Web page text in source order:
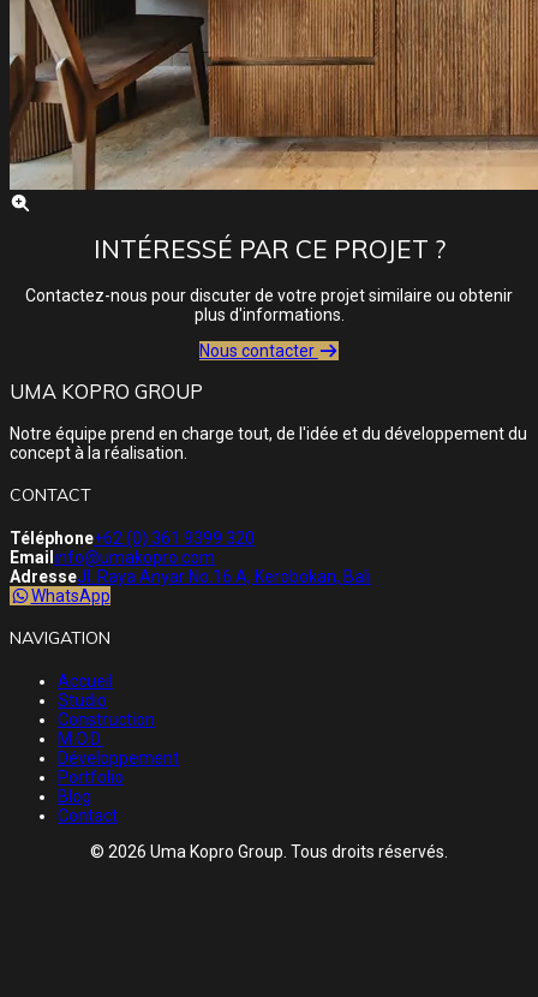
INTÉRESSÉ PAR CE PROJET ?
Contactez-nous pour discuter de votre projet similaire ou obtenir
plus d'informations.
Nous contacter
UMA KOPRO GROUP
Notre équipe prend en charge tout, de l'idée et du développement du
concept à la réalisation.
CONTACT
Téléphone+62 (0) 361 9399 320
Email info@umakopro.com
AdresseJl. Raya Anyar No.16 A, Kerobokan, Bali
WhatsApp
NAVIGATION
Accueil
Studio
Construction
M.O.D.
Développement
Portfolio
Blog
Contact
© 2026 Uma Kopro Group. Tous droits réservés.